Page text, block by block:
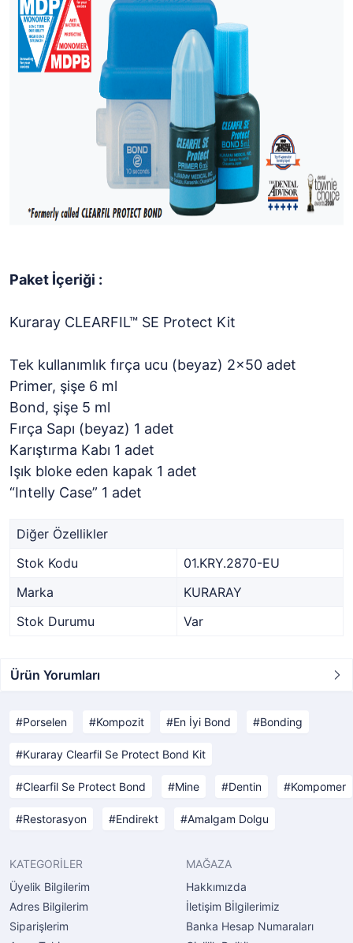
Paket İçeriği :
Kuraray CLEARFIL™ SE Protect Kit
Tek kullanımlık fırça ucu (beyaz) 2x50 adet
Primer, şişe 6 ml
Bond, şişe 5 ml
Fırça Sapı (beyaz) 1 adet
Karıştırma Kabı 1 adet
Işık bloke eden kapak 1 adet
“Intelly Case” 1 adet
Diğer Özellikler
Stok Kodu
01.KRY.2870-EU
Marka
KURARAY
Stok Durumu
Var
Ürün Yorumları
Porselen Kompozit En İyi Bond Bonding
Kuraray Clearfil Se Protect Bond Kit
Clearfil Se Protect Bond Mine Dentin Kompomer
Restorasyon Endirekt Amalgam Dolgu
KATEGORİLER
Üyelik Bilgilerim
Adres Bilgilerim
Siparişlerim
MAĞAZA
Hakkımızda
İletişim Bİlgilerimiz
Banka Hesap Numaraları